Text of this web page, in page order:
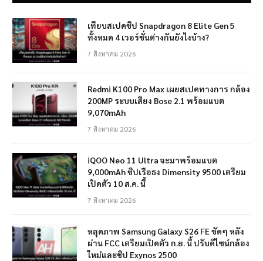
เทียบสเปคชิป Snapdragon 8 Elite Gen 5
ทั้งหมด 4 เวอร์ชั่นต่างกันยังไงบ้าง?
7 สิงหาคม 2026
Redmi K100 Pro Max เผยสเปคทางการ กล้อง
200MP ระบบเสียง Bose 2.1 พร้อมแบต
9,070mAh
7 สิงหาคม 2026
iQOO Neo 11 Ultra จะมาพร้อมแบต
9,000mAh ชิปเรือธง Dimensity 9500 เตรียม
เปิดตัว 10 ส.ค. นี้
7 สิงหาคม 2026
หลุดภาพ Samsung Galaxy S26 FE ชัดๆ หลัง
ผ่าน FCC เตรียมเปิดตัว ก.ย. นี้ ปรับดีไซน์กล้อง
ใหม่และชิป Exynos 2500